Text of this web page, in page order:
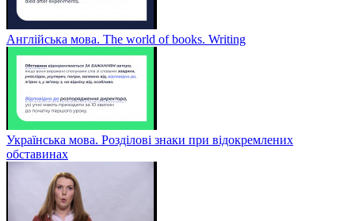
Англійська мова. The world of books. Writing
Українська мова. Розділові знаки при відокремлених
обставинах